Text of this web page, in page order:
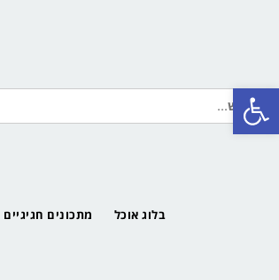
פתח סרגל נגישות
חיפוש
עבור:
בלוג אוכל מתכונים חגיגיים